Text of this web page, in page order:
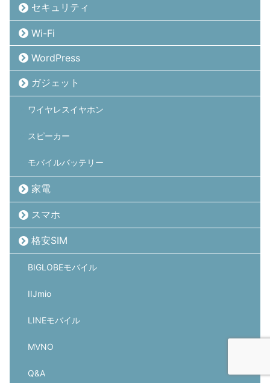
セキュリティ
Wi-Fi
WordPress
ガジェット
ワイヤレスイヤホン
スピーカー
モバイルバッテリー
家電
スマホ
格安SIM
BIGLOBEモバイル
IIJmio
LINEモバイル
MVNO
Q&A